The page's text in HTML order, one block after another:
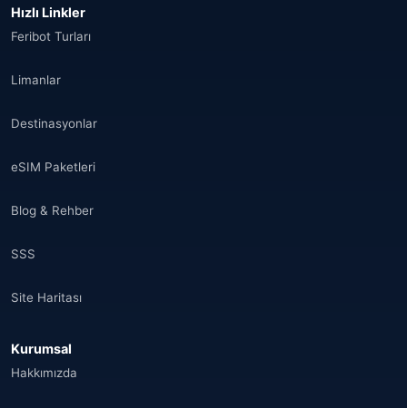
Hızlı Linkler
Feribot Turları
Limanlar
Destinasyonlar
eSIM Paketleri
Blog & Rehber
SSS
Site Haritası
Kurumsal
Hakkımızda